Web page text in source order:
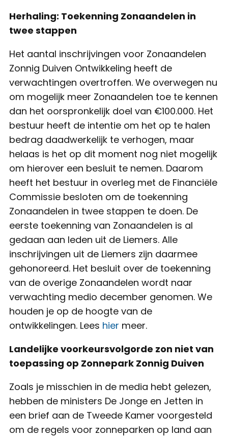
Herhaling: Toekenning Zonaandelen in
twee stappen
Het aantal inschrijvingen voor Zonaandelen
Zonnig Duiven Ontwikkeling heeft de
verwachtingen overtroffen. We overwegen nu
om mogelijk meer Zonaandelen toe te kennen
dan het oorspronkelijk doel van €100.000. Het
bestuur heeft de intentie om het op te halen
bedrag daadwerkelijk te verhogen, maar
helaas is het op dit moment nog niet mogelijk
om hierover een besluit te nemen. Daarom
heeft het bestuur in overleg met de Financiële
Commissie besloten om de toekenning
Zonaandelen in twee stappen te doen. De
eerste toekenning van Zonaandelen is al
gedaan aan leden uit de Liemers. Alle
inschrijvingen uit de Liemers zijn daarmee
gehonoreerd. Het besluit over de toekenning
van de overige Zonaandelen wordt naar
verwachting medio december genomen. We
houden je op de hoogte van de
ontwikkelingen. Lees hier meer.
Landelijke voorkeursvolgorde zon niet van
toepassing op Zonnepark Zonnig Duiven
Zoals je misschien in de media hebt gelezen,
hebben de ministers De Jonge en Jetten in
een brief aan de Tweede Kamer voorgesteld
om de regels voor zonneparken op land aan